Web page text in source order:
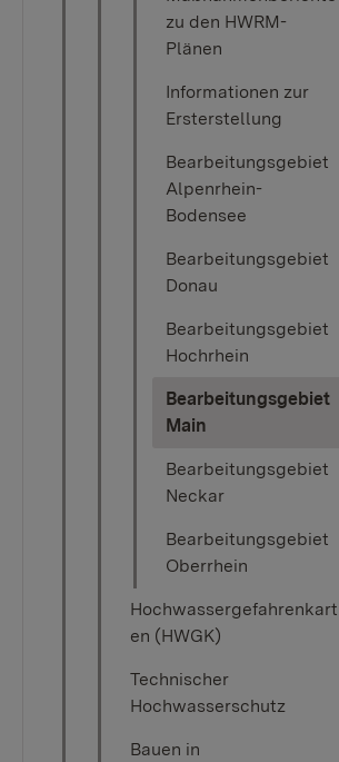
zu den HWRM-
Plänen
Informationen zur
Ersterstellung
Bearbeitungsgebiet
Alpenrhein-
Bodensee
Bearbeitungsgebiet
Donau
Bearbeitungsgebiet
Hochrhein
Bearbeitungsgebiet
Main
Bearbeitungsgebiet
Neckar
Bearbeitungsgebiet
Oberrhein
Hochwassergefahrenkart
en (HWGK)
Technischer
Hochwasserschutz
Bauen in